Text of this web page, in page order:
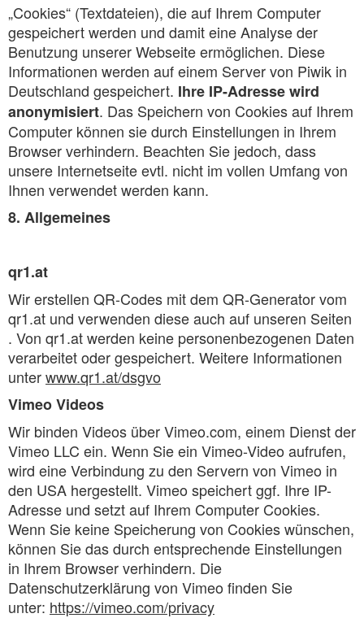
„Cookies“ (Textdateien), die auf Ihrem Computer
gespeichert werden und damit eine Analyse der
Benutzung unserer Webseite ermöglichen. Diese
Informationen werden auf einem Server von Piwik in
Deutschland gespeichert. Ihre IP-Adresse wird
anonymisiert. Das Speichern von Cookies auf Ihrem
Computer können sie durch Einstellungen in Ihrem
Browser verhindern. Beachten Sie jedoch, dass
unsere Internetseite evtl. nicht im vollen Umfang von
Ihnen verwendet werden kann.
8. Allgemeines
qr1.at
Wir erstellen QR-Codes mit dem QR-Generator vom
qr1.at und verwenden diese auch auf unseren Seiten
. Von qr1.at werden keine personenbezogenen Daten
verarbeitet oder gespeichert. Weitere Informationen
unterwww.qr1.at/dsgvo
Vimeo Videos
Wir binden Videos über Vimeo.com, einem Dienst der
Vimeo LLC ein. Wenn Sie ein Vimeo-Video aufrufen,
wird eine Verbindung zu den Servern von Vimeo in
den USA hergestellt. Vimeo speichert ggf. Ihre IP-
Adresse und setzt auf Ihrem Computer Cookies.
Wenn Sie keine Speicherung von Cookies wünschen,
können Sie das durch entsprechende Einstellungen
in Ihrem Browser verhindern. Die
Datenschutzerklärung von Vimeo finden Sie
unter: https://vimeo.com/privacy